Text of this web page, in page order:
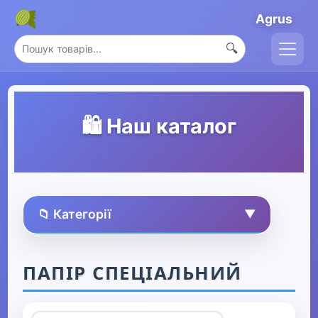
Agrus
🔍
🛍️ Наш каталог
📁 Категорії ▼
▶ Спорт та захоплення
ПАПІР СПЕЦІАЛЬНИЙ